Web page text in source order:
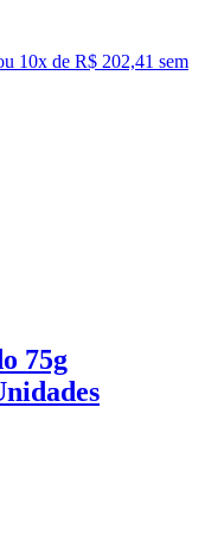
10x de R$ 202,41 sem
75g